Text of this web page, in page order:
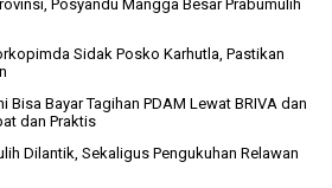
Posyandu Mangga Besar Prabumulih
Sidak Posko Karhutla, Pastikan
Bisa Bayar Tagihan PDAM Lewat BRIVA dan
dan Praktis
Dilantik, Sekaligus Pengukuhan Relawan